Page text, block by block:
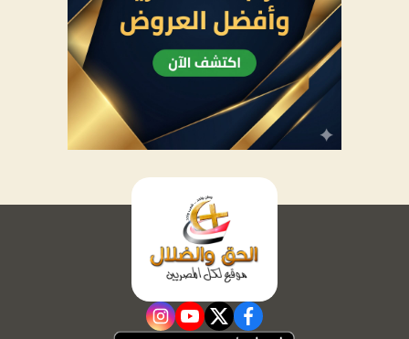
facebook
twitter
youtube
instagram